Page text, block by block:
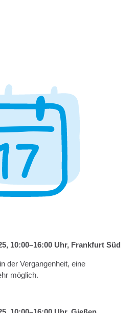
10:00–16:00 Uhr, Frankfurt Süd
der Vergangenheit, eine
möglich.